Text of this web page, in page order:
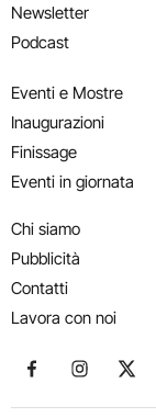
Newsletter
Podcast
Eventi e Mostre
Inaugurazioni
Finissage
Eventi in giornata
Chi siamo
Pubblicità
Contatti
Lavora con noi
Seguici su
Seguici